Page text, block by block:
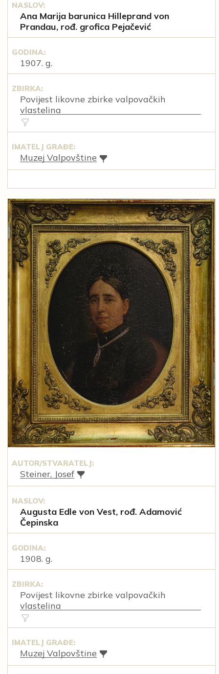
NASLOV:
Ana Marija barunica Hilleprand von
Prandau, rođ. grofica Pejačević
GODINA:
1907. g.
ZBIRKA:
Povijest likovne zbirke valpovačkih
vlastelina
IMATELJ GRAĐE:
Muzej Valpovštine
AUTOR/STVARATELJ:
Steiner, Josef
NASLOV:
Augusta Edle von Vest, rođ. Adamović
Čepinska
GODINA:
1908. g.
ZBIRKA:
Povijest likovne zbirke valpovačkih
vlastelina
IMATELJ GRAĐE:
Muzej Valpovštine